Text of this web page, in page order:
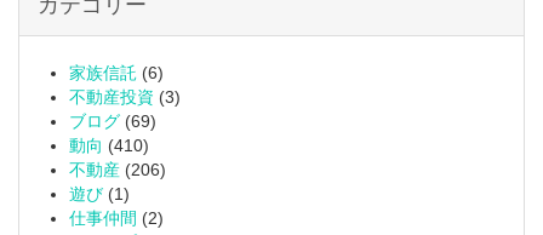
カテゴリー
家族信託 (6)
不動産投資 (3)
ブログ (69)
動向 (410)
不動産 (206)
遊び (1)
仕事仲間 (2)